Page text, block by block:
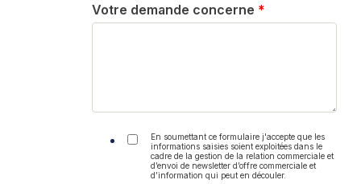
Votre demande concerne *
En soumettant ce formulaire j'accepte que les
informations saisies soient exploitées dans le
cadre de la gestion de la relation commerciale et
d’envoi de newsletter d’offre commerciale et
d’information qui peut en découler.